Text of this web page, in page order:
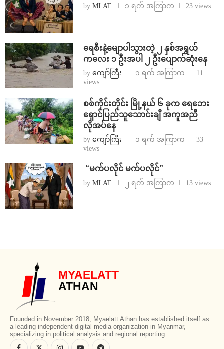
by MLAT ၁ ရက် အကြာက 23 views
ရေစီးနဲ့မျောပါသွားတဲ့ ၂ နှစ်အရွယ်
ကလေး ၁ ဦးအပါ ၂ ဦးပျောက်ဆုံးနေ
by ကျော်ကြီး ၁ ရက် အကြာက
11
views
စစ်ကိုင်းတိုင်း မြို့နယ် ၆ ခုက ရေဘေး
ရှောင်ပြည်သူသောင်းချီ အကူအညီ
လိုအပ်နေ
by ကျော်ကြီး ၁ ရက် အကြာက
33
views
⁨ ⁨“မက်ပလိုင် မက်ပလိုင်”
by MLAT ၂ ရက် အကြာက 13 views
MYAELATT
ATHAN
Founded in November 2018, Myaelatt Athan has established itself as
a leading independent digital media organization in Myanmar,
specializing in political analysis and regional reporting.